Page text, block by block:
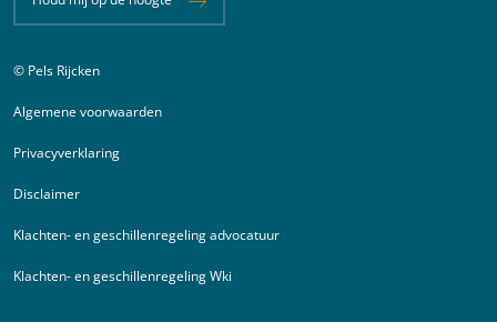
Juridische informatie
© Pels Rijcken
Algemene voorwaarden
Privacyverklaring
Disclaimer
Klachten- en geschillenregeling advocatuur
Klachten- en geschillenregeling Wki